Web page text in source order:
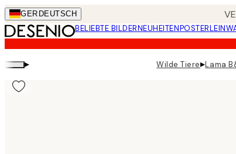
Skip
to
main
content.
GER DEUTSCH
BELIEBTE BILDERNEUHEITENPOSTER
▸ Wilde Tiere▸Lama